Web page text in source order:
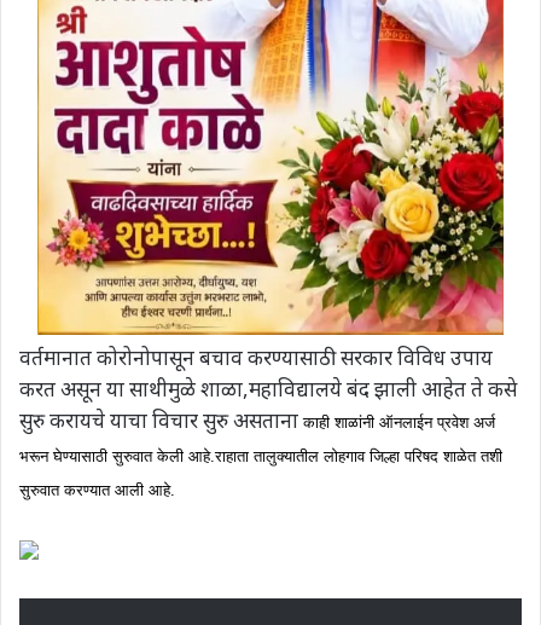
वर्तमानात कोरोनोपासून बचाव करण्यासाठी सरकार विविध उपाय
करत असून या साथीमुळे शाळा,महाविद्यालये बंद झाली आहेत ते कसे
सुरु करायचे याचा विचार सुरु असताना काही शाळांनी ऑनलाईन प्रवेश अर्ज
भरून घेण्यासाठी सुरुवात केली आहे.राहाता तालुक्यातील लोहगाव जिल्हा परिषद शाळेत तशी
सुरुवात करण्यात आली आहे.